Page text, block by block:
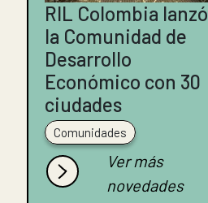
RIL Colombia lanzó
la Comunidad de
Desarrollo
Económico con 30
ciudades
Comunidades
Ver más
novedades